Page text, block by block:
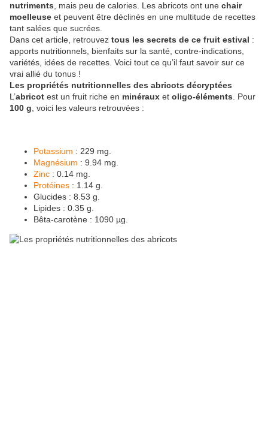
nutriments , mais peu de calories. Les abricots ont une chair
moelleuse et peuvent être déclinés en une multitude de recettes
tant salées que sucrées.
Dans cet article, retrouvez tous les secrets de ce fruit estival :
apports nutritionnels, bienfaits sur la santé, contre-indications,
variétés, idées de recettes. Voici tout ce qu’il faut savoir sur ce
vrai allié du tonus !
Les propriétés nutritionnelles des abricots décryptées
L’abricot est un fruit riche en minéraux et oligo-éléments . Pour
100 g , voici les valeurs retrouvées :
Potassium : 229 mg.
Magnésium : 9.94 mg.
Zinc : 0.14 mg.
Protéines : 1.14 g.
Glucides : 8.53 g.
Lipides : 0.35 g.
Bêta-carotène : 1090 µg.